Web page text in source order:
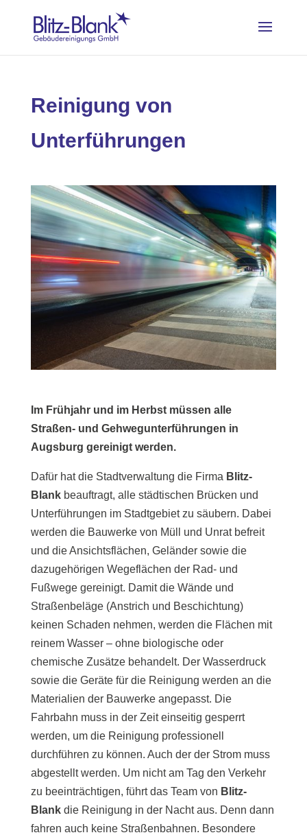
Reinigung von
Unterführungen
Im Frühjahr und im Herbst müssen alle
Straßen- und Gehwegunterführungen in
Augsburg gereinigt werden.
Dafür hat die Stadtverwaltung die Firma Blitz-
Blankbeauftragt, alle städtischen Brücken und
Unterführungen im Stadtgebiet zu säubern. Dabei
werden die Bauwerke von Müll und Unrat befreit
und die Ansichtsflächen, Geländer sowie die
dazugehörigen Wegeflächen der Rad- und
Fußwege gereinigt. Damit die Wände und
Straßenbeläge (Anstrich und Beschichtung)
keinen Schaden nehmen, werden die Flächen mit
reinem Wasser – ohne biologische oder
chemische Zusätze behandelt. Der Wasserdruck
sowie die Geräte für die Reinigung werden an die
Materialien der Bauwerke angepasst. Die
Fahrbahn muss in der Zeit einseitig gesperrt
werden, um die Reinigung professionell
durchführen zu können. Auch der der Strom muss
abgestellt werden. Um nicht am Tag den Verkehr
zu beeinträchtigen, führt das Team von Blitz-
Blankdie Reinigung in der Nacht aus. Denn dann
fahren auch keine Straßenbahnen. Besondere